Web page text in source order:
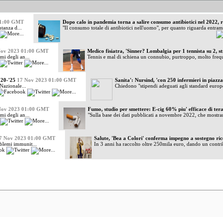
GMT
Dopo calo in pandemia torna a salire consumo antibiotici nel 2022,
"Il consumo totale di antibiotici nell'uomo", per quanto riguarda
2023 01:00 GMT
degli an...
Medico fisiatra, 'Sinner? Lombalgia per 1 tennista su 2,
Tennis e mal di schiena un connubio, purtroppo, molto
'25 17 Nov 2023 01:00 GMT
Sanita': Nursind, 'con 250 infermieri in
Chiedono "stipendi adeguati agli standard
2023 01:00 GMT
degli an...
Fumo, studio per smettere: E-cig 60% piu' efficace di
"Sulla base dei dati pubblicati a novembre 2022, che
Nov 2023 01:00 GMT
immunit...
Salute, 'Bea a Colori' conferma impegno a sostegno
In 3 anni ha raccolto oltre 250mila euro, dando un